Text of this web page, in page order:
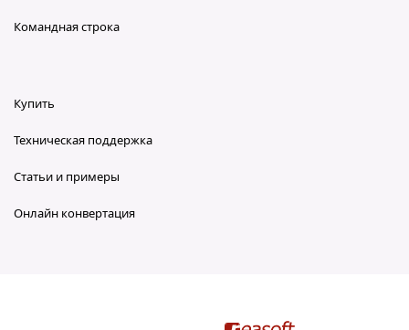
Командная строка
Купить
Техническая поддержка
Статьи и примеры
Онлайн конвертация